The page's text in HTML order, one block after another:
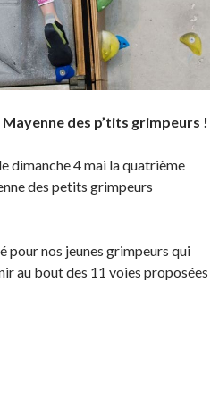
des p’tits grimpeurs !
dimanche 4 mai la quatrième
des petits grimpeurs
nos jeunes grimpeurs qui
au bout des 11 voies proposées
de la Mayenne des p’tits